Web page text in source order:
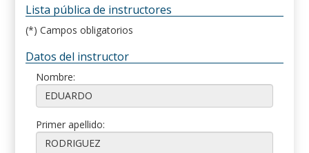
Lista pública de instructores
(*) Campos obligatorios
Datos del instructor
Nombre:
Primer apellido: